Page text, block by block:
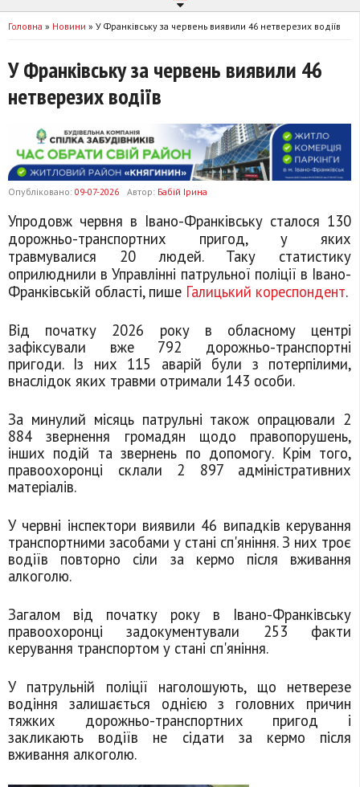
Головна » Новини » У Франківську за червень виявили 46 нетверезих водіїв
У Франківську за червень виявили 46
нетверезих водіїв
Опубліковано: 09-07-2026 Автор: Бабій Ірина
Упродовж червня в Івано-Франківську сталося 130
дорожньо-транспортних пригод, у яких
травмувалися 20 людей. Таку статистику
оприлюднили в Управлінні патрульної поліції в Івано-
Франківській області, пише Галицький кореспондент.
Від початку 2026 року в обласному центрі
зафіксували вже 792 дорожньо-транспортні
пригоди. Із них 115 аварій були з потерпілими,
внаслідок яких травми отримали 143 особи.
За минулий місяць патрульні також опрацювали 2
884 звернення громадян щодо правопорушень,
інших подій та звернень по допомогу. Крім того,
правоохоронці склали 2 897 адміністративних
матеріалів.
У червні інспектори виявили 46 випадків керування
транспортними засобами у стані сп'яніння. З них троє
водіїв повторно сіли за кермо після вживання
алкоголю.
Загалом від початку року в Івано-Франківську
правоохоронці задокументували 253 факти
керування транспортом у стані сп'яніння.
У патрульній поліції наголошують, що нетверезе
водіння залишається однією з головних причин
тяжких дорожньо-транспортних пригод і
закликають водіїв не сідати за кермо після
вживання алкоголю.